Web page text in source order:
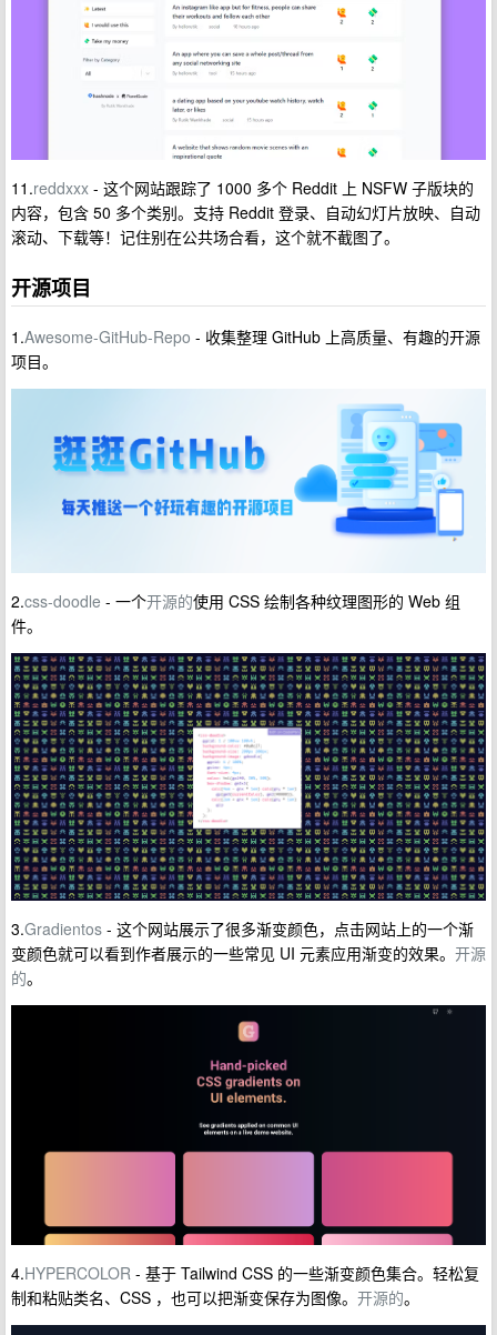
11.reddxxx - 这个网站跟踪了 1000 多个 Reddit 上 NSFW 子版块的
内容，包含 50 多个类别。支持 Reddit 登录、自动幻灯片放映、自动
滚动、下载等！记住别在公共场合看，这个就不截图了。
开源项目
1.Awesome-GitHub-Repo - 收集整理 GitHub 上高质量、有趣的开源
项目。
2.css-doodle - 一个开源的使用 CSS 绘制各种纹理图形的 Web 组
件。
3.Gradientos - 这个网站展示了很多渐变颜色，点击网站上的一个渐
变颜色就可以看到作者展示的一些常见 UI 元素应用渐变的效果。 开源
的。
4.HYPERCOLOR - 基于 Tailwind CSS 的一些渐变颜色集合。轻松复
制和粘贴类名、CSS ，也可以把渐变保存为图像。 开源的。